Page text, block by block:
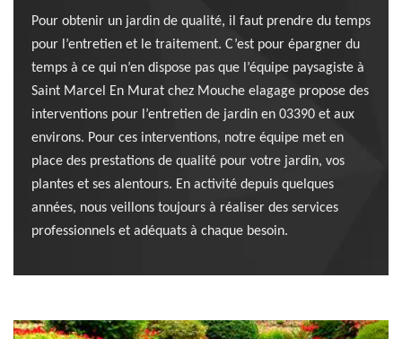
Pour obtenir un jardin de qualité, il faut prendre du temps
pour l’entretien et le traitement. C’est pour épargner du
temps à ce qui n’en dispose pas que l’équipe paysagiste à
Saint Marcel En Murat chez Mouche elagage propose des
interventions pour l’entretien de jardin en 03390 et aux
environs. Pour ces interventions, notre équipe met en
place des prestations de qualité pour votre jardin, vos
plantes et ses alentours. En activité depuis quelques
années, nous veillons toujours à réaliser des services
professionnels et adéquats à chaque besoin.